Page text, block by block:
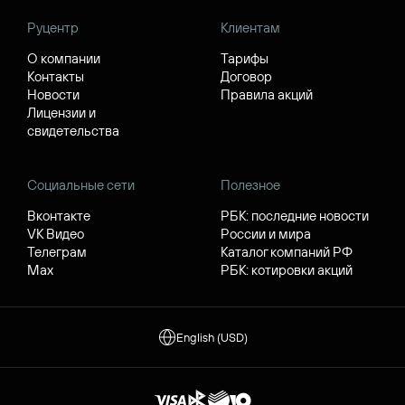
Руцентр
О компании
Контакты
Новости
Лицензии и
свидетельства
Клиентам
Тарифы
Договор
Правила акций
Социальные сети
Вконтакте
VK Видео
Телеграм
Max
Полезное
РБК: последние новости
России и мира
Каталог компаний РФ
РБК: котировки акций
English (USD)